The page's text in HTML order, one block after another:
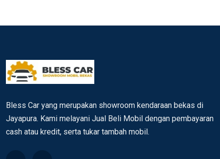
Bless Car yang merupakan showroom kendaraan bekas di
Jayapura. Kami melayani Jual Beli Mobil dengan pembayaran
cash atau kredit, serta tukar tambah mobil.